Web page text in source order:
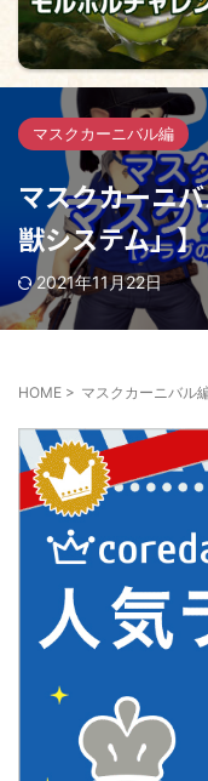
マスクカーニバル編
マスクカーニ
獣システム」】
2021年11月22日
HOME > マスクカーニバル